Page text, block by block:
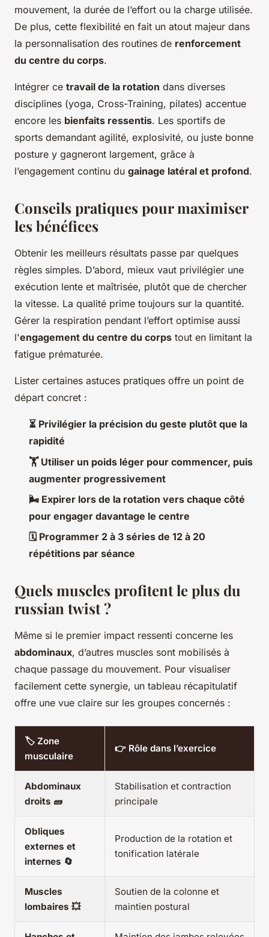
mouvement, la durée de l’effort ou la charge utilisée.
De plus, cette flexibilité en fait un atout majeur dans
la personnalisation des routines de renforcement
du centre du corps.
Intégrer ce travail de la rotation dans diverses
disciplines (yoga, Cross-Training, pilates) accentue
encore les bienfaits ressentis. Les sportifs de
sports demandant agilité, explosivité, ou juste bonne
posture y gagneront largement, grâce à
l’engagement continu du gainage latéral et profond.
Conseils pratiques pour maximiser
les bénéfices
Obtenir les meilleurs résultats passe par quelques
règles simples. D’abord, mieux vaut privilégier une
exécution lente et maîtrisée, plutôt que de chercher
la vitesse. La qualité prime toujours sur la quantité.
Gérer la respiration pendant l’effort optimise aussi
l'engagement du centre du corps tout en limitant la
fatigue prématurée.
Lister certaines astuces pratiques offre un point de
départ concret :
⏳ Privilégier la précision du geste plutôt que la
rapidité
🏋️ Utiliser un poids léger pour commencer, puis
augmenter progressivement
🌬️ Expirer lors de la rotation vers chaque côté
pour engager davantage le centre
🗓️ Programmer 2 à 3 séries de 12 à 20
répétitions par séance
Quels muscles profitent le plus du
russian twist ?
Même si le premier impact ressenti concerne les
abdominaux, d’autres muscles sont mobilisés à
chaque passage du mouvement. Pour visualiser
facilement cette synergie, un tableau récapitulatif
offre une vue claire sur les groupes concernés :
🏷️ Zone
musculaire
👉 Rôle dans l’exercice
Abdominaux
droits 🧱
Stabilisation et contraction
principale
Obliques
externes et
internes 🔄
Production de la rotation et
tonification latérale
Muscles
lombaires 💥
Soutien de la colonne et
maintien postural